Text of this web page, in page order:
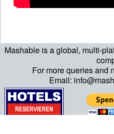
Mashable is a global, multi-
For more queries and
Email: